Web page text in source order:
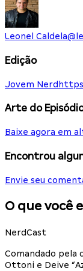
Leonel Caldela@
Edição
Jovem Nerd
Arte do
Baixe agora em
Encontrou
Envie seu
O que você
NerdCast
Comandado pela
Ottoni e Deive